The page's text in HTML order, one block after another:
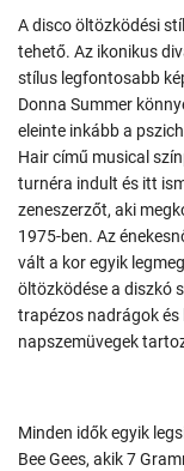
A disco öltözködési
tehető. Az ikonikus
stílus legfontosabb
Donna Summer
eleinte inkább a
Hair című musical
turnéra indult és itt
zeneszerzőt, aki
1975-ben. Az
vált a kor egyik
öltözködése a diszkó
trapézos nadrágok és
napszemüvegek
Minden idők egyik
Bee Gees, akik 7